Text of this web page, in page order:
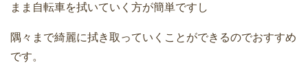
まま自転車を拭いていく方が簡単ですし
隅々まで綺麗に拭き取っていくことができるのでおすすめ
です。